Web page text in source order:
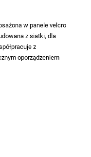
w panele velcro
z siatki, dla
z
oporządzeniem